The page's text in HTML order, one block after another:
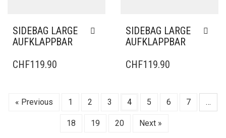
SIDEBAG LARGE
AUFKLAPPBAR
CHF119.90
SIDEBAG LARGE
AUFKLAPPBAR
CHF119.90
« Previous 1 2 3 4 5 6 7 …
18 19 20 Next »